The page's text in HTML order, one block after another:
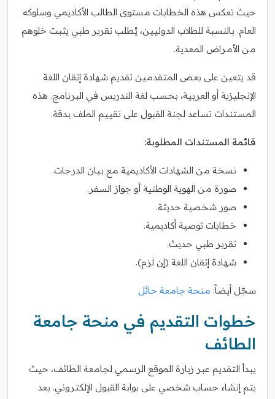
حيث تعكس هذه الخطابات مستوى الطالب الأكاديمي وسلوكه
العام. بالنسبة للطلاب الدوليين، يُطلب تقرير طبي يثبت خلوهم
من الأمراض المعدية.
قد يتعين على بعض المتقدمين تقديم شهادة إتقان اللغة
الإنجليزية أو العربية، بحسب لغة التدريس في البرنامج. هذه
المستندات تساعد لجنة القبول على تقييم الملف بدقة.
قائمة المستندات المطلوبة:
نسخة من الشهادات الأكاديمية مع بيان الدرجات.
صورة من الهوية الوطنية أو جواز السفر.
صور شخصية حديثة.
خطابات توصية أكاديمية.
تقرير طبي حديث.
شهادة إتقان اللغة (إن لزم).
سجّل أيضاً: منحة جامعة حائل
خطوات التقديم في منحة جامعة
الطائف
يبدأ التقديم عبر زيارة الموقع الرسمي لجامعة الطائف، حيث
يتم إنشاء حساب شخصي على بوابة القبول الإلكتروني. بعد